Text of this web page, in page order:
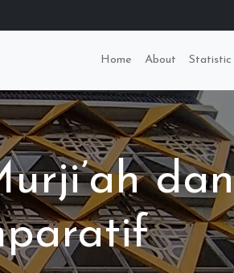
Home About Statistic
dan